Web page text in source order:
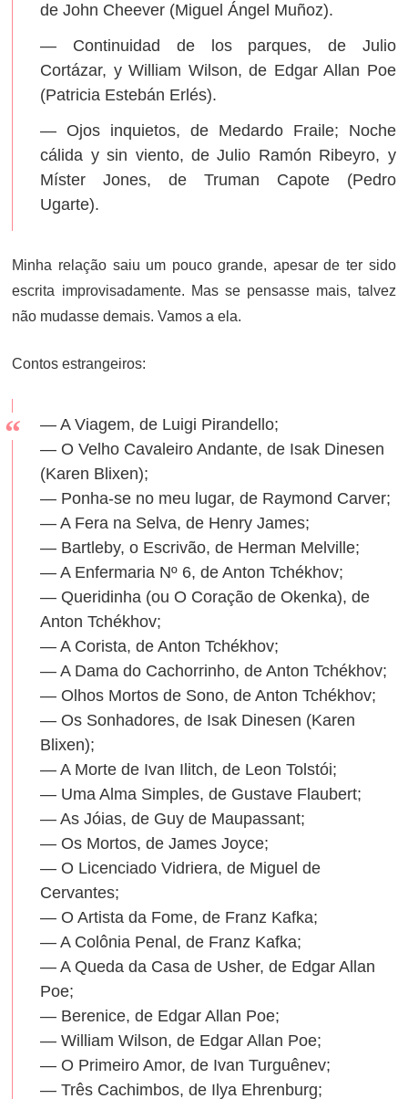
de John Cheever (Miguel Ángel Muñoz).
— Continuidad de los parques, de Julio
Cortázar, y William Wilson, de Edgar Allan Poe
(Patricia Estebán Erlés).
— Ojos inquietos, de Medardo Fraile; Noche
cálida y sin viento, de Julio Ramón Ribeyro, y
Míster Jones, de Truman Capote (Pedro
Ugarte).
Minha relação saiu um pouco grande, apesar de ter sido
escrita improvisadamente. Mas se pensasse mais, talvez
não mudasse demais. Vamos a ela.
Contos estrangeiros:
— A Viagem, de Luigi Pirandello;
— O Velho Cavaleiro Andante, de Isak Dinesen
(Karen Blixen);
— Ponha-se no meu lugar, de Raymond Carver;
— A Fera na Selva, de Henry James;
— Bartleby, o Escrivão, de Herman Melville;
— A Enfermaria Nº 6, de Anton Tchékhov;
— Queridinha (ou O Coração de Okenka), de
Anton Tchékhov;
— A Corista, de Anton Tchékhov;
— A Dama do Cachorrinho, de Anton Tchékhov;
— Olhos Mortos de Sono, de Anton Tchékhov;
— Os Sonhadores, de Isak Dinesen (Karen
Blixen);
— A Morte de Ivan Ilitch, de Leon Tolstói;
— Uma Alma Simples, de Gustave Flaubert;
— As Jóias, de Guy de Maupassant;
— Os Mortos, de James Joyce;
— O Licenciado Vidriera, de Miguel de
Cervantes;
— O Artista da Fome, de Franz Kafka;
— A Colônia Penal, de Franz Kafka;
— A Queda da Casa de Usher, de Edgar Allan
Poe;
— Berenice, de Edgar Allan Poe;
— William Wilson, de Edgar Allan Poe;
— O Primeiro Amor, de Ivan Turguênev;
— Três Cachimbos, de Ilya Ehrenburg;